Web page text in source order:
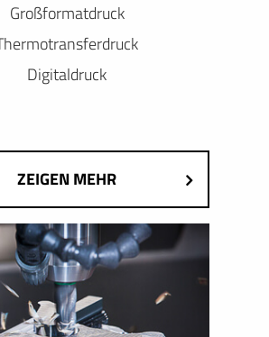
Großformatdruck
Digitaldruck
ZEIGEN MEHR